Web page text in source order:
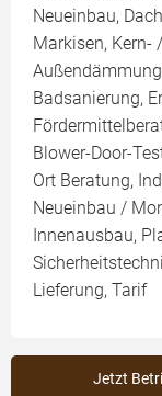
Neueinbau,
Markisen, Kern-
Badsanierung,
Blower-Door-
Ort Beratung,
Neueinbau /
Innenausbau,
Lieferung, Tarif
Jetzt